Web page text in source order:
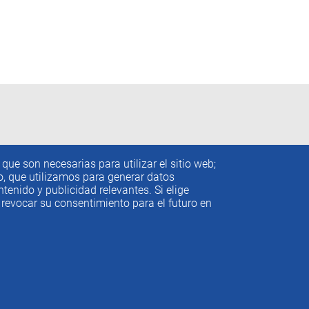
son necesarias para utilizar el sitio web;
que utilizamos para generar datos
y publicidad relevantes. Si elige
su consentimiento para el futuro en